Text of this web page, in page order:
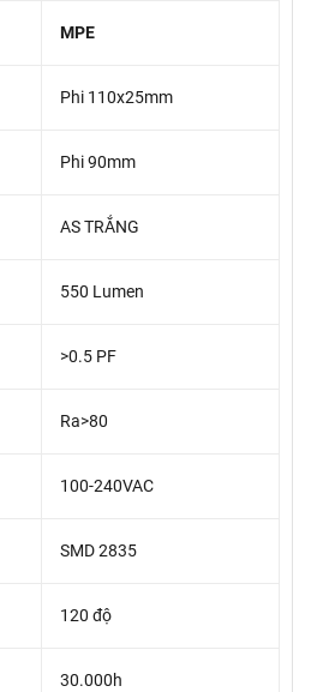
MPE
Phi 110x25mm
Phi 90mm
AS TRẮNG
550 Lumen
>0.5 PF
Ra>80
100-240VAC
SMD 2835
120 độ
30.000h